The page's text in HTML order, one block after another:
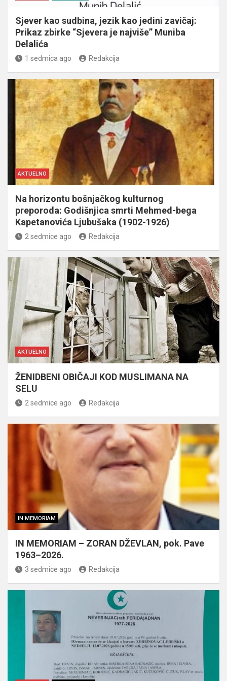
Sjever kao sudbina, jezik kao jedini zavičaj:
Prikaz zbirke “Sjevera je najviše” Muniba
Delalića
1 sedmica ago Redakcija
AKTUELNO
Na horizontu bošnjačkog kulturnog
preporoda: Godišnjica smrti Mehmed-bega
Kapetanovića Ljubušaka (1902-1926)
2 sedmice ago Redakcija
AKTUELNO
ŽENIDBENI OBIČAJI KOD MUSLIMANA NA
SELU
2 sedmice ago Redakcija
IN MEMORIAM
IN MEMORIAM – ZORAN DŽEVLAN, pok. Pave
1963–2026.
3 sedmice ago Redakcija